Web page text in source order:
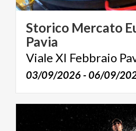
Storico Mercato
Pavia
Viale XI Febbraio
03/09/2026 - 06/09/